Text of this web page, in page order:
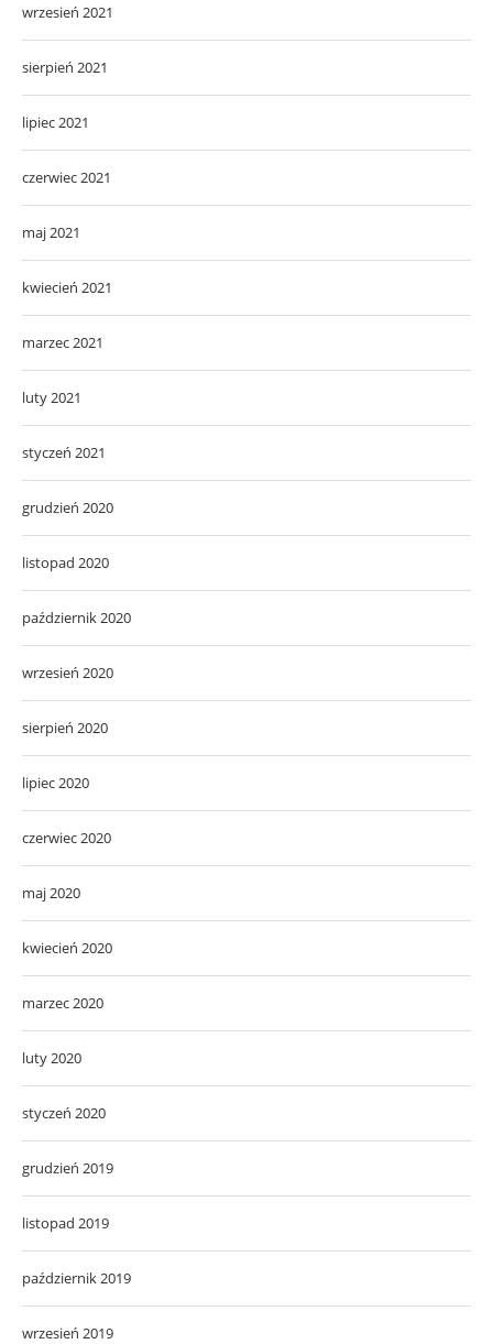
wrzesień 2021
sierpień 2021
lipiec 2021
czerwiec 2021
maj 2021
kwiecień 2021
marzec 2021
luty 2021
styczeń 2021
grudzień 2020
listopad 2020
październik 2020
wrzesień 2020
sierpień 2020
lipiec 2020
czerwiec 2020
maj 2020
kwiecień 2020
marzec 2020
luty 2020
styczeń 2020
grudzień 2019
listopad 2019
październik 2019
wrzesień 2019